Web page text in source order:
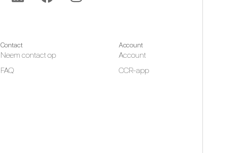
Contact
Neem contact op
FAQ
Account
Account
CCR-app